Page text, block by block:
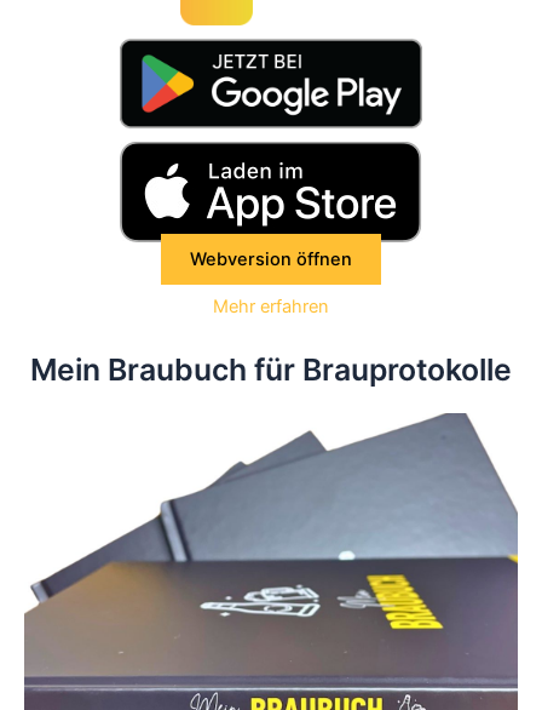
Webversion öffnen
Mehr erfahren
Mein Braubuch für Brauprotokolle